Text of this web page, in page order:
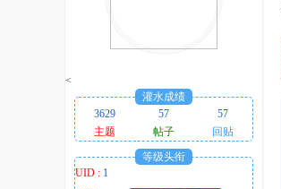
！
<
灌水成绩
3629
57
57
主题
帖子
回贴
等级头衔
UID : 1